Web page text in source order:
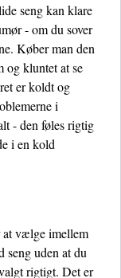
seng kan klare
- om du sover
Køber man den
og kluntet at se
er koldt og
i
- den føles rigtig
i en kold
at vælge imellem
uden at du
rigtigt. Det er